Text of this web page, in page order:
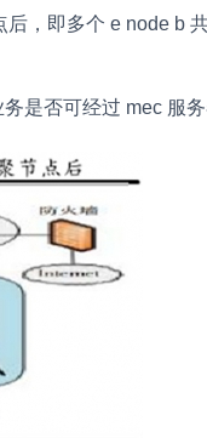
，即多个 e node b
是否可经过 mec 服